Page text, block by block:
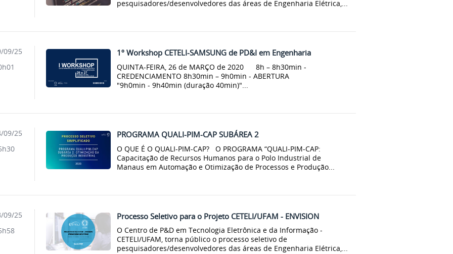
pesquisadores/desenvolvedores das áreas de Engenharia Elétrica,...
1º Workshop CETELI-SAMSUNG de PD&I em Engenharia
QUINTA-FEIRA, 26 de MARÇO de 2020 8h – 8h30min -
CREDENCIAMENTO 8h30min – 9h0min - ABERTURA
"9h0min - 9h40min (duração 40min)"...
09/25
PROGRAMA QUALI-PIM-CAP SUBÁREA 2
O QUE É O QUALI-PIM-CAP? O PROGRAMA “QUALI-PIM-CAP:
Capacitação de Recursos Humanos para o Polo Industrial de
Manaus em Automação e Otimização de Processos e Produção...
09/25
Processo Seletivo para o Projeto CETELI/UFAM - ENVISION
O Centro de P&D em Tecnologia Eletrônica e da Informação -
CETELI/UFAM, torna público o processo seletivo de
pesquisadores/desenvolvedores das áreas de Engenharia Elétrica,...
09/25